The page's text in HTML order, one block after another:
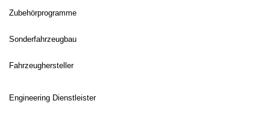
Zubehörprogramme
Sonderfahrzeugbau
Fahrzeughersteller
Engineering Dienstleister